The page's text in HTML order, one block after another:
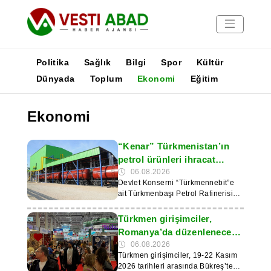
Haberler
Yayınlar
Medya
Poster
Politika Sağlık Bilgi Spor
Kültür
Dünyada
Toplum Ekonomi Eğitim
Ekonomi
“Kenar” Türkmenistan’ın
petrol ürünleri ihracat
potansiyelini artırıyor
06.08.2026
Devlet Konserni “Türkmennebit”e
ait Türkmenbaşı Petrol Rafinerisi
talep gören petrol ve petrokimya
ürünlerinin üretim ve tedarik
hacmini artırmaktadır. Çevrimiçi
haber sitesi AsmanNews’in
bildirdiğine göre, petrol ürünlerinin
Türkmen girişimciler,
Romanya’da düzenlenecek
TTR II 2026 fuarına davet
edildi
06.08.2026
Türkmen girişimciler, 19-22 Kasım
2026 tarihleri arasında Bükreş’teki